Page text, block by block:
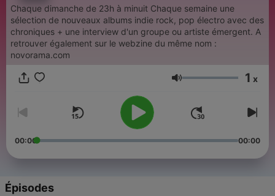
Chaque dimanche de 23h à minuit Chaque semaine une
sélection de nouveaux albums indie rock, pop électro avec des
chroniques + une interview d'un groupe ou artiste émergent. A
retrouver également sur le webzine du même nom :
novorama.com
Volume 1 x
00:00 00:00
Épisodes